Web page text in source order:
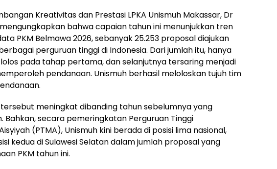
Kreativitas dan Prestasi LPKA Unismuh Makassar, Dr
bahwa capaian tahun ini menunjukkan tren
PKM Belmawa 2026, sebanyak 25.253 proposal diajukan
perguruan tinggi di Indonesia. Dari jumlah itu, hanya
lolos pada tahap pertama, dan selanjutnya tersaring menjadi
pendanaan. Unismuh berhasil meloloskan tujuh tim
meningkat dibanding tahun sebelumnya yang
Bahkan, secara pemeringkatan Perguruan Tinggi
(PTMA), Unismuh kini berada di posisi lima nasional,
kedua di Sulawesi Selatan dalam jumlah proposal yang
PKM tahun ini.